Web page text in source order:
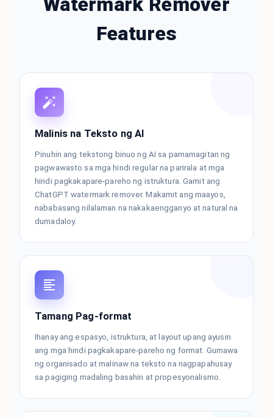
Features
Malinis na Teksto ng AI
Pinuhin ang tekstong binuo ng AI sa pamamagitan ng
pagwawasto sa mga hindi regular na parirala at mga
hindi pagkakapare-pareho ng istruktura. Gamit ang
ChatGPT watermark remover. Makamit ang maayos,
nababasang nilalaman na nakakaengganyo at natural na
dumadaloy.
Tamang Pag-format
Ihanay ang espasyo, istruktura, at layout upang ayusin
ang mga hindi pagkakapare-pareho ng format. Gumawa
ng organisado at malinaw na teksto na nagpapahusay
sa pagiging madaling basahin at propesyonalismo.